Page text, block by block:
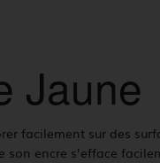
Jaune
facilement sur des
encre s’efface